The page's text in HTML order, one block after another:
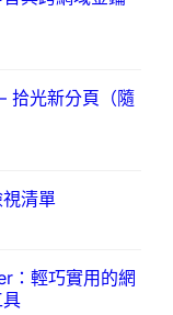
拾光新分頁（隨
清單
：輕巧實用的網